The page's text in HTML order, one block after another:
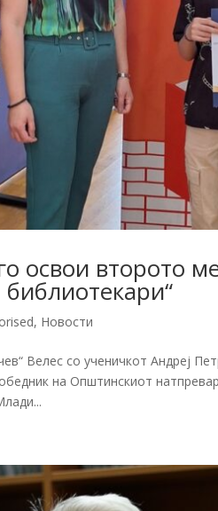
освои второто
, Новости
Велес со ученичкот Андреј
на Општинскиот